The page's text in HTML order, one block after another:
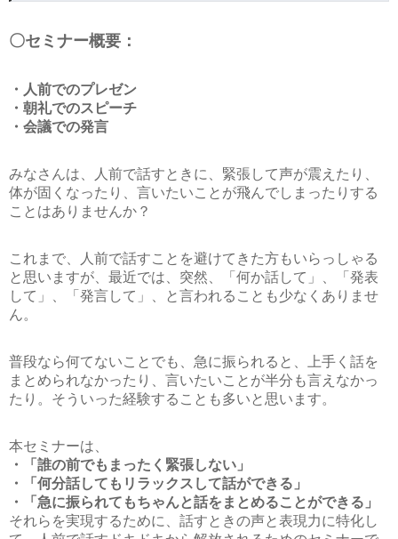
〇セミナー概要：
・人前でのプレゼン
・朝礼でのスピーチ
・会議での発言
みなさんは、人前で話すときに、緊張して声が震えたり、
体が固くなったり、言いたいことが飛んでしまったりする
ことはありませんか？
これまで、人前で話すことを避けてきた方もいらっしゃる
と思いますが、最近では、突然、「何か話して」、「発表
して」、「発言して」、と言われることも少なくありませ
ん。
普段なら何てないことでも、急に振られると、上手く話を
まとめられなかったり、言いたいことが半分も言えなかっ
たり。そういった経験することも多いと思います。
本セミナーは、
・「誰の前でもまったく緊張しない」
・「何分話してもリラックスして話ができる」
・「急に振られてもちゃんと話をまとめることができる」
それらを実現するために、話すときの声と表現力に特化し